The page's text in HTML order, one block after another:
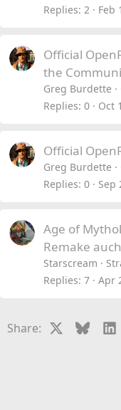
Replies 2 Feb
Official
the
Greg Burdette
Replies 0 Oct
Official
Greg Burdette
Replies 0 Sep
Age of
Remake
Starscream
Replies 7 Apr
Share: